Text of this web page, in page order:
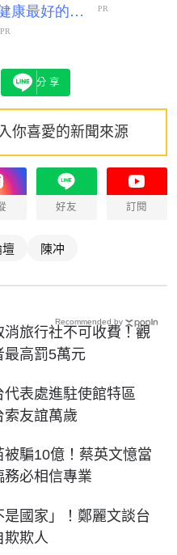
分享
你喜愛的新聞來源
好友 訂閱
陳冲
消旅行社不可收費！觀
最高罰5萬元
代表處進駐使館特區
索友誼萬歲
被騙10億！蔡英文憶當
必相信專業
是國家」！鄭麗文談台
欺欺人
Recommended by